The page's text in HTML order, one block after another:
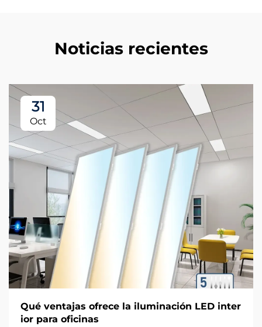
Noticias recientes
31
Oct
Qué ventajas ofrece la iluminación LED inter
ior para oficinas